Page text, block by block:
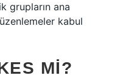
grupların ana
kabul
MI?